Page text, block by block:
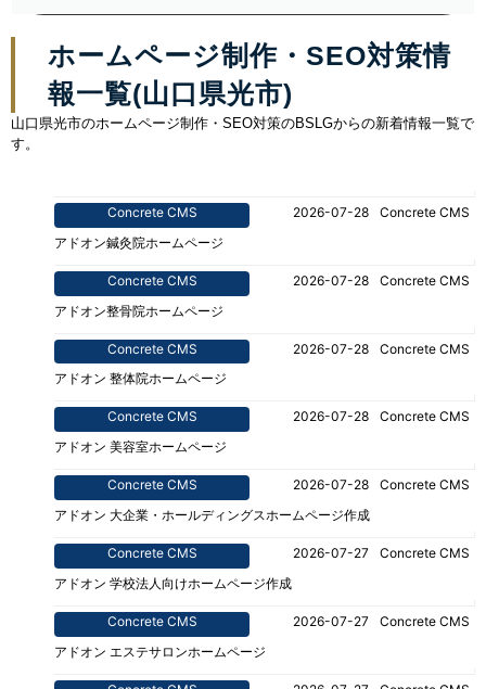
ホームページ制作・SEO対策情
報一覧(山口県光市)
山口県光市のホームページ制作・SEO対策のBSLGからの新着情報一覧で
す。
Concrete CMS 2026-07-28
Concrete CMS
アドオン鍼灸院ホームページ
Concrete CMS 2026-07-28
Concrete CMS
アドオン整骨院ホームページ
Concrete CMS 2026-07-28
Concrete CMS
アドオン 整体院ホームページ
Concrete CMS 2026-07-28
Concrete CMS
アドオン 美容室ホームページ
Concrete CMS 2026-07-28
Concrete CMS
アドオン 大企業・ホールディングスホームページ作成
Concrete CMS 2026-07-27
Concrete CMS
アドオン 学校法人向けホームページ作成
Concrete CMS 2026-07-27
Concrete CMS
アドオン エステサロンホームページ